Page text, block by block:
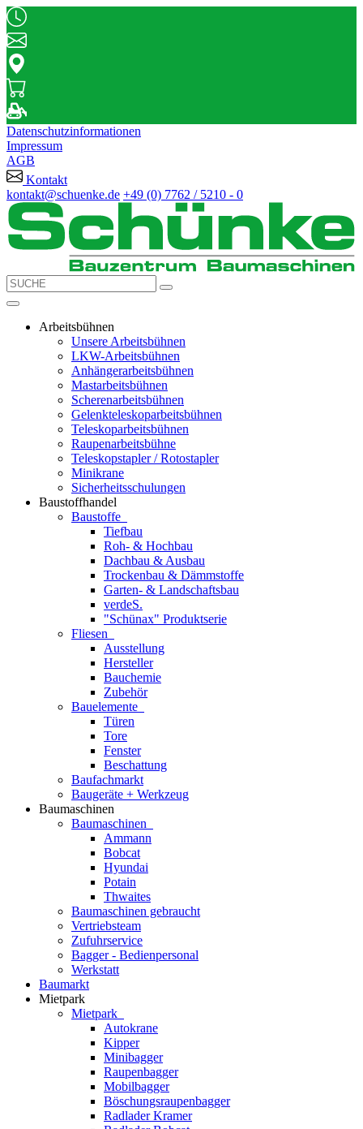
Datenschutzinformationen
Impressum
AGB
Kontakt
kontakt@schuenke.de +49 (0) 7762 / 5210 - 0
Arbeitsbühnen
Unsere Arbeitsbühnen
LKW-Arbeitsbühnen
Anhängerarbeitsbühnen
Mastarbeitsbühnen
Scherenarbeitsbühnen
Gelenkteleskoparbeitsbühnen
Teleskoparbeitsbühnen
Raupenarbeitsbühne
Teleskopstapler / Rotostapler
Minikrane
Sicherheitsschulungen
Baustoffhandel
Baustoffe
Tiefbau
Roh- & Hochbau
Dachbau & Ausbau
Trockenbau & Dämmstoffe
Garten- & Landschaftsbau
verdeS.
"Schünax" Produktserie
Fliesen
Ausstellung
Hersteller
Bauchemie
Zubehör
Bauelemente
Türen
Tore
Fenster
Beschattung
Baufachmarkt
Baugeräte + Werkzeug
Baumaschinen
Baumaschinen
Ammann
Bobcat
Hyundai
Potain
Thwaites
Baumaschinen gebraucht
Vertriebsteam
Zufuhrservice
Bagger - Bedienpersonal
Werkstatt
Baumarkt
Mietpark
Mietpark
Autokrane
Kipper
Minibagger
Raupenbagger
Mobilbagger
Böschungsraupenbagger
Radlader Kramer